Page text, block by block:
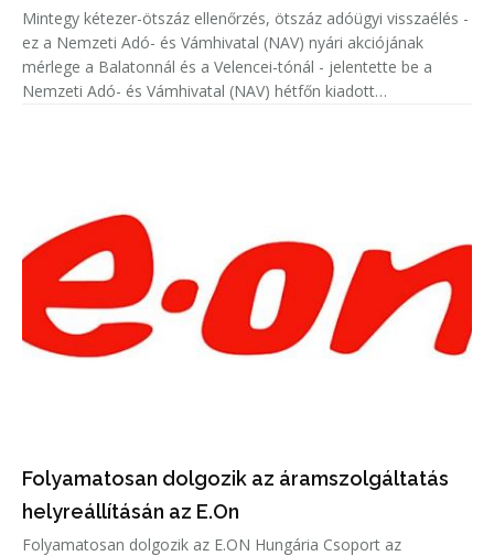
Mintegy kétezer-ötszáz ellenőrzés, ötszáz adóügyi visszaélés -
ez a Nemzeti Adó- és Vámhivatal (NAV) nyári akciójának
mérlege a Balatonnál és a Velencei-tónál - jelentette be a
Nemzeti Adó- és Vámhivatal (NAV) hétfőn kiadott
Folyamatosan dolgozik az áramszolgáltatás
helyreállításán az E.On
Folyamatosan dolgozik az E.ON Hungária Csoport az